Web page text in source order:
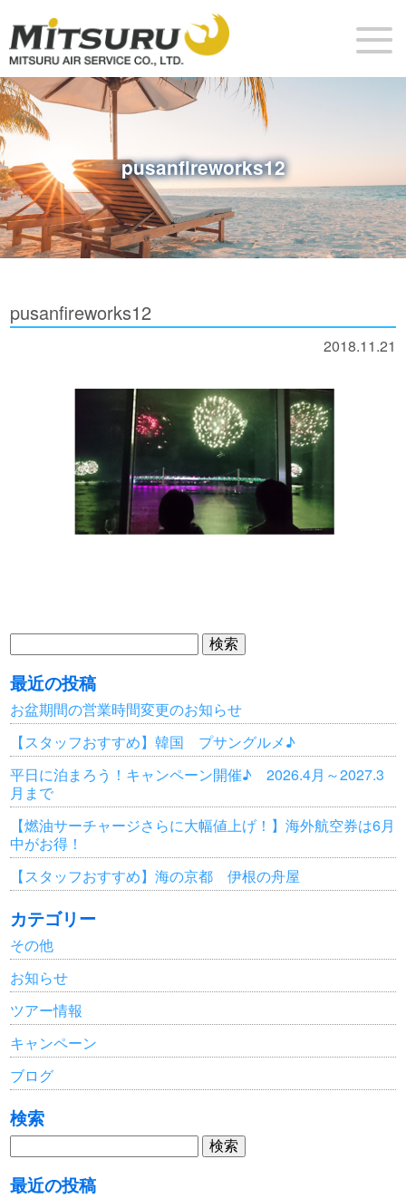
pusanfireworks12
pusanfireworks12
2018.11.21
検
索:
最近の投稿
お盆期間の営業時間変更のお知らせ
【スタッフおすすめ】韓国 プサングルメ♪
平日に泊まろう！キャンペーン開催♪ 2026.4月～2027.3
月まで
【燃油サーチャージさらに大幅値上げ！】海外航空券は6月
中がお得！
【スタッフおすすめ】海の京都 伊根の舟屋
カテゴリー
その他
お知らせ
ツアー情報
キャンペーン
ブログ
検索
検
索:
最近の投稿